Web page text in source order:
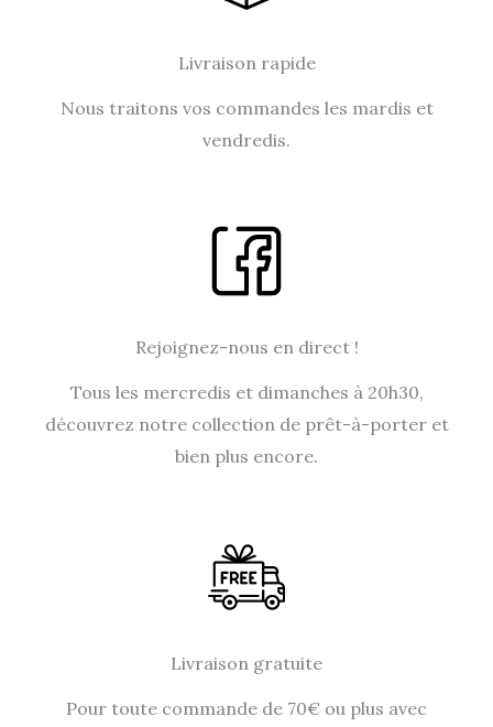
Livraison rapide
Nous traitons vos commandes les mardis et
vendredis.
Rejoignez-nous en direct !
Tous les mercredis et dimanches à 20h30,
découvrez notre collection de prêt-à-porter et
bien plus encore.
Livraison gratuite
Pour toute commande de 70€ ou plus avec